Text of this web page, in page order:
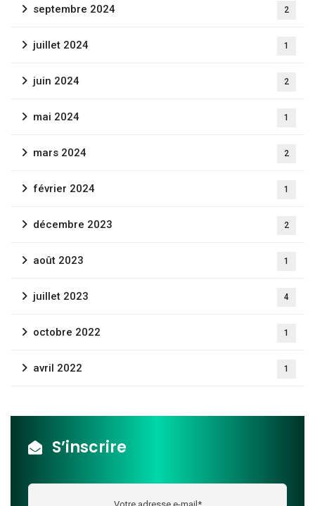
septembre 2024 2
juillet 2024 1
juin 2024 2
mai 2024 1
mars 2024 2
février 2024 1
décembre 2023 2
août 2023 1
juillet 2023 4
octobre 2022 1
avril 2022 1
S’inscrire
Newsletter
Inscrivez-vous pour recevoir les dernières
directement dans votre boîte de réception.